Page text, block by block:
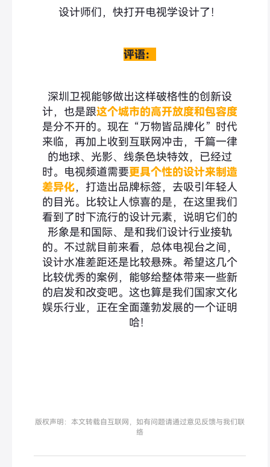
设计师们，快打开电视学设计了！
评语：
深圳卫视能够做出这样破格性的创新设
计，也是跟这个城市的高开放度和包容度
是分不开的。现在“万物皆品牌化”时代
来临，再加上收到互联网冲击，千篇一律
的地球、光影、线条色块特效，已经过
时。电视频道需要更具个性的设计来制造
差异化，打造出品牌标签，去吸引年轻人
的目光。比较让人惊喜的是，在这里我们
看到了时下流行的设计元素，说明它们的
形象是和国际、是和我们设计行业接轨
的。不过就目前来看，总体电视台之间，
设计水准差距还是比较悬殊。希望这几个
比较优秀的案例，能够给整体带来一些新
的启发和改变吧。这也算是我们国家文化
娱乐行业，正在全面蓬勃发展的一个证明
哈！
版权声明：本文转载自互联网，如有问题请通过意见反馈与我们联
络